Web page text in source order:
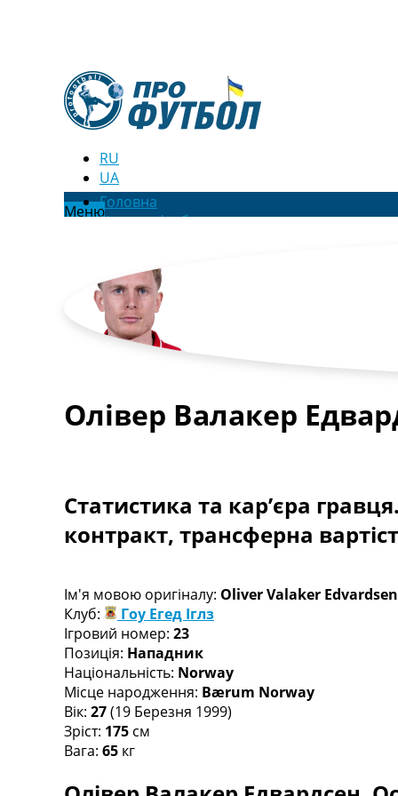
RU
UA
МенюГоловна
Новини футболу
Футбольні трансфери
Останні коментарі
Конкурс прогнозів
Логін
Рейтінги
Турніри
Чемпіонат Світу
Англія. Прем’єр-Ліга
Іспанія. Ла Ліга
Ще Турніри >>>
Чемпіонат Світу. Турнирні таблиці
Таблиця УПЛ
Перша Ліга
Таблиця АПЛ
Таблиця Ла Ліги
Таблиця Ліги Чемпіонів
Всі таблиці >>>
Рейтинги
Рейтинг ФІФА
Олівер Валакер
Статистика та кар’єра
контракт, трансферна
Ім'я мовою оригіналу: Oliver Valaker Edvardsen
Клуб:
Гоу Егед Іглз
Ігровий номер: 23
Позиція: Нападник
Національність: Norway
Місце народження: Bærum Norway
Вік: 27(19 Березня 1999)
Зріст: 175 см
Вага: 65 кг